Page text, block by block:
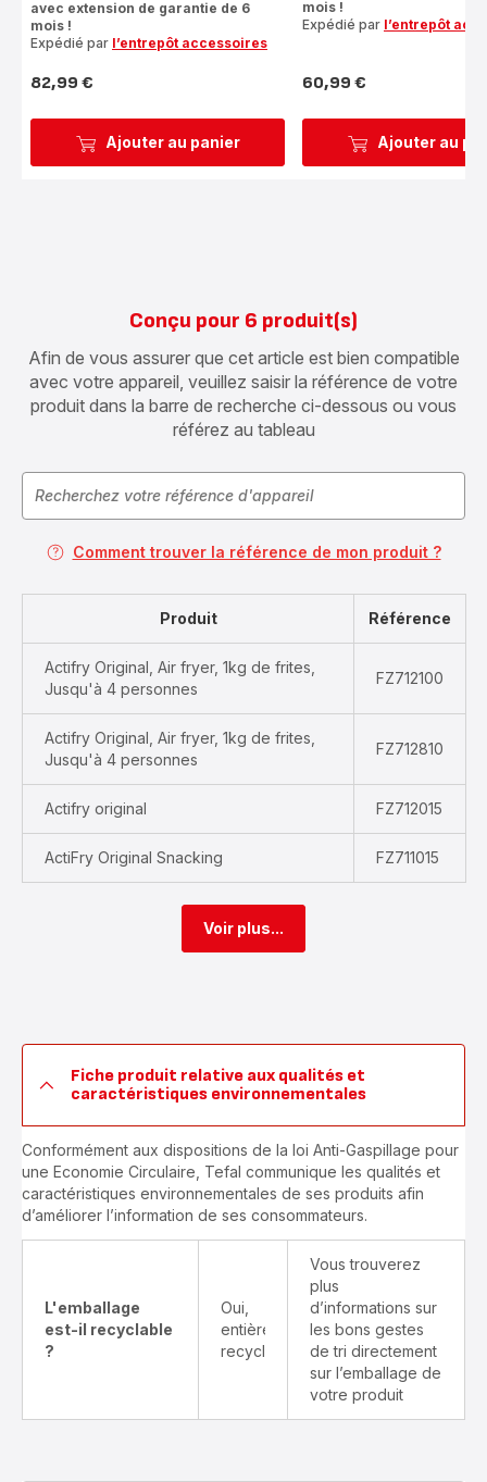
Ajouter au panier
avec extension de garantie de 6
mois !
Expédié par l’entrepôt accessoires
Prix
82,99 €
Ajouter au
mois !
Expédié par l’entrepôt
Prix
60,99 €
Conçu pour 6 produit(s)
Afin de vous assurer que cet article est bien compatible
avec votre appareil, veuillez saisir la référence de votre
produit dans la barre de recherche ci-dessous ou vous
référez au tableau
Comment trouver la référence de mon produit ?
Produit Référence
Actifry Original, Air fryer, 1kg de frites,
Jusqu'à 4 personnes
FZ712100
Actifry Original, Air fryer, 1kg de frites,
Jusqu'à 4 personnes
FZ712810
Actifry original FZ712015
ActiFry Original Snacking FZ711015
Voir plus...
Fiche produit relative aux qualités et
caractéristiques environnementales
Conformément aux dispositions de la loi Anti-Gaspillage pour
une Economie Circulaire, Tefal communique les qualités et
caractéristiques environnementales de ses produits afin
d’améliorer l’information de ses consommateurs.
L'emballage
est-il recyclable
?
Oui,
entièrement
recyclable
Vous trouverez
plus
d’informations sur
les bons gestes
de tri directement
sur l’emballage de
votre produit